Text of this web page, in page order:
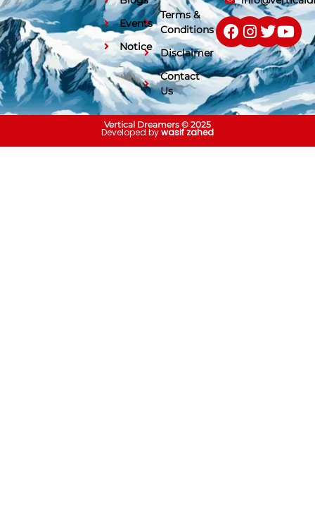
Events
Notice
Terms &
Conditions
Disclaimer
Contact
Us
Vertical Dreamers © 2025
Developed bywasif zahed